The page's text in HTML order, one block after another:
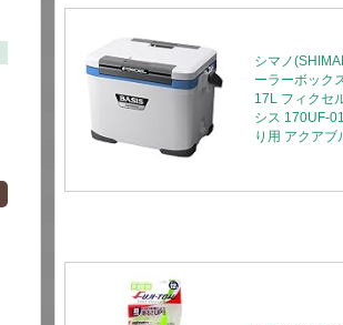
シマノ
ーラーボック
17L フィクセ
シス 170UF-
り用 アクアブ